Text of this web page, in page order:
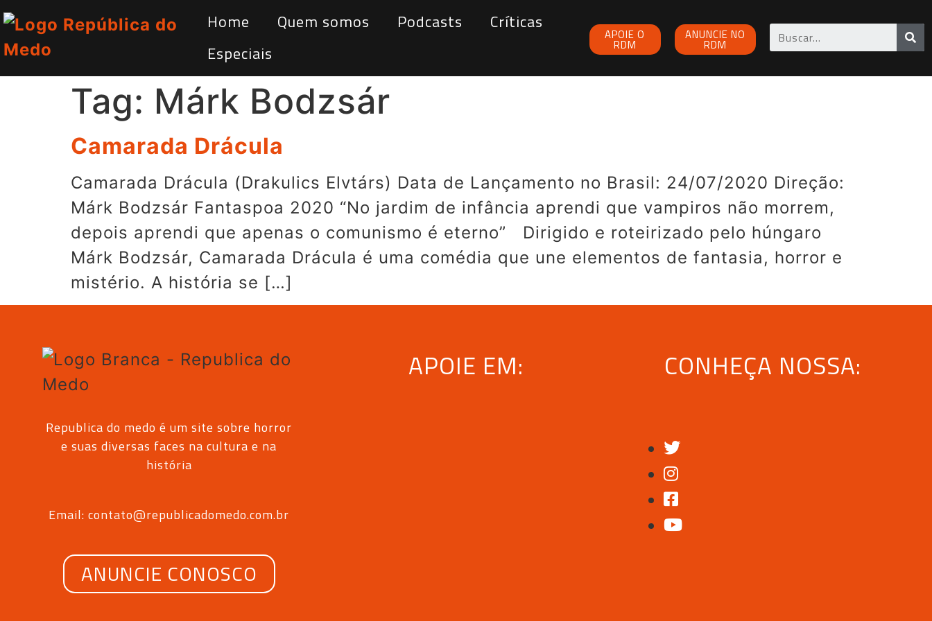
Home Quem somos Podcasts
Críticas
Especiais
APOIE O
RDM
ANUNCIE NO
RDM
Tag: Márk Bodzsár
Camarada Drácula
Camarada Drácula (Drakulics Elvtárs) Data de Lançamento no Brasil: 24/07/2020 Direção:
Márk Bodzsár Fantaspoa 2020 “No jardim de infância aprendi que vampiros não morrem,
depois aprendi que apenas o comunismo é eterno” Dirigido e roteirizado pelo húngaro
Márk Bodzsár, Camarada Drácula é uma comédia que une elementos de fantasia, horror e
mistério. A história se […]
Republica do medo é um site sobre horror
e suas diversas faces na cultura e na
história
Email: contato@republicadomedo.com.br
ANUNCIE CONOSCO
APOIE EM: CONHEÇA NOSSA: